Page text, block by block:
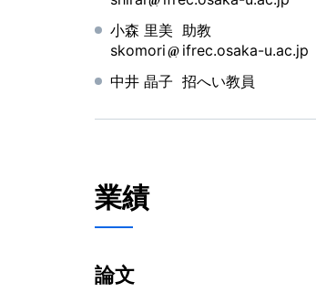
小森 里美 助教
skomori
ifrec.osaka-u.ac.jp
中井 晶子 招へい教員
業績
論文